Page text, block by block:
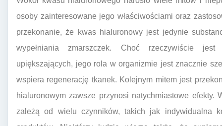
osoby zainteresowane jego właściwościami oraz
przekonanie, że kwas hialuronowy jest jedynie
wypełniania zmarszczek. Choć rzeczywiście
upiększających, jego rola w organizmie jest znacznie
wspiera regenerację tkanek. Kolejnym mitem jest
hialuronowym zawsze przynosi natychmiastowe
zależą od wielu czynników, takich jak indywidualna